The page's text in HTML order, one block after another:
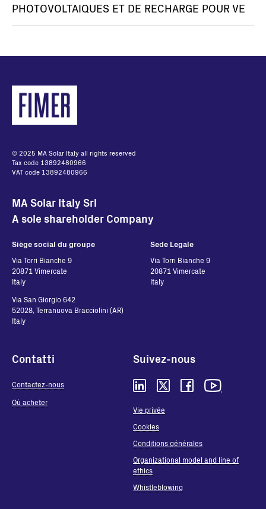
PHOTOVOLTAIQUES ET DE RECHARGE POUR VE
© 2025 MA Solar Italy all rights reserved
Tax code 13892480966
VAT code 13892480966
MA Solar Italy Srl
A sole shareholder Company
Siège social du groupe
Via Torri Bianche 9
20871 Vimercate
Italy
Via San Giorgio 642
52028, Terranuova Bracciolini (AR)
Italy
Sede Legale
Via Torri Bianche 9
20871 Vimercate
Italy
Contatti
Contactez-nous
Où acheter
Suivez-nous
Vie privée
Cookies
Conditions générales
Organizational model and line of
ethics
Whistleblowing